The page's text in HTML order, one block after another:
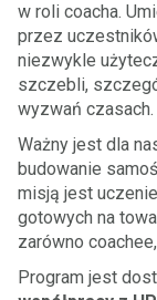
w roli coacha.
przez
niezwykle
szczebli,
wyzwań czasach.
Ważny jest dla
budowanie
misją jest
gotowych na
zarówno
Program jest